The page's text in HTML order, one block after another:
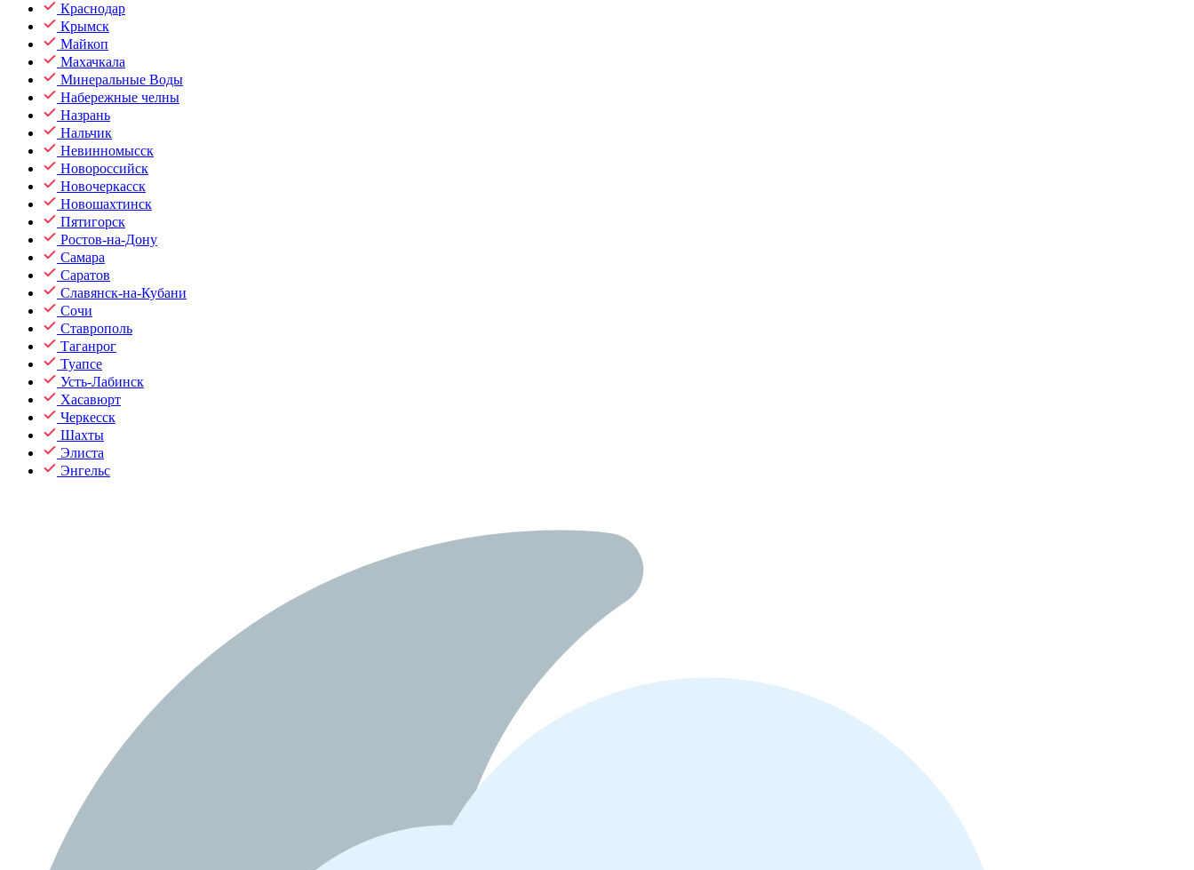
Краснодар
Крымск
Майкоп
Махачкала
Минеральные Воды
Набережные челны
Назрань
Нальчик
Невинномысск
Новороссийск
Новочеркасск
Новошахтинск
Пятигорск
Ростов-на-Дону
Самара
Саратов
Славянск-на-Кубани
Сочи
Ставрополь
Таганрог
Туапсе
Усть-Лабинск
Хасавюрт
Черкесск
Шахты
Элиста
Энгельс